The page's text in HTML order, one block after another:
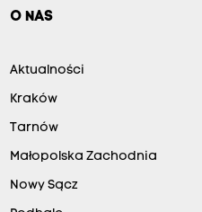
O NAS
Aktualności
Kraków
Tarnów
Małopolska Zachodnia
Nowy Sącz